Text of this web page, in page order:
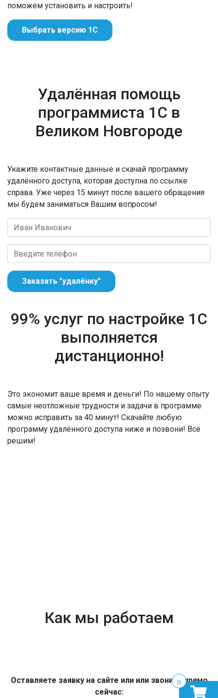
поможем установить и настроить!
Выбрать версию 1С
Удалённая помощь
программиста 1С в
Великом Новгороде
Укажите контактные данные и скачай программу
удалённого доступа, которая доступна по ссылке
справа. Уже через 15 минут после вашего обращения
мы будем заниматься Вашим вопросом!
Заказать "удалёнку"
99% услуг по настройке 1С
выполняется
дистанционно!
Это экономит ваше время и деньги! По нашему опыту
самые неотложные трудности и задачи в программе
можно исправить за 40 минут! Скачайте любую
программу удалённого доступа ниже и позвони! Всё
решим!
Как мы работаем
Оставляете заявку на сайте или или звоните прямо
сейчас:
0